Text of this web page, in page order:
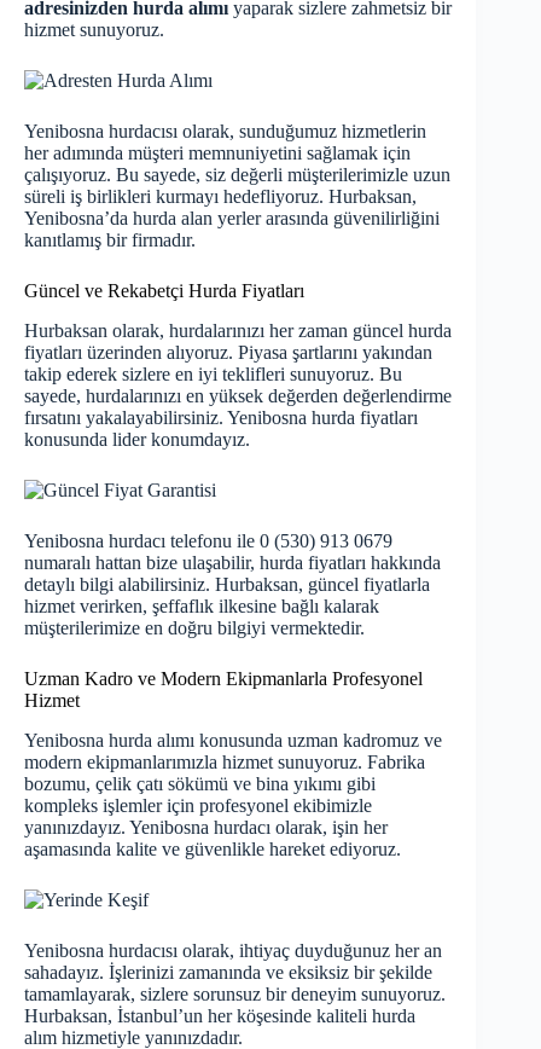
adresinizden hurda alımı yaparak sizlere zahmetsiz bir
hizmet sunuyoruz.
Yenibosna hurdacısı olarak, sunduğumuz hizmetlerin
her adımında müşteri memnuniyetini sağlamak için
çalışıyoruz. Bu sayede, siz değerli müşterilerimizle uzun
süreli iş birlikleri kurmayı hedefliyoruz. Hurbaksan,
Yenibosna’da hurda alan yerler arasında güvenilirliğini
kanıtlamış bir firmadır.
Güncel ve Rekabetçi Hurda Fiyatları
Hurbaksan olarak, hurdalarınızı her zaman güncel hurda
fiyatları üzerinden alıyoruz. Piyasa şartlarını yakından
takip ederek sizlere en iyi teklifleri sunuyoruz. Bu
sayede, hurdalarınızı en yüksek değerden değerlendirme
fırsatını yakalayabilirsiniz. Yenibosna hurda fiyatları
konusunda lider konumdayız.
Yenibosna hurdacı telefonu ile 0 (530) 913 0679
numaralı hattan bize ulaşabilir, hurda fiyatları hakkında
detaylı bilgi alabilirsiniz. Hurbaksan, güncel fiyatlarla
hizmet verirken, şeffaflık ilkesine bağlı kalarak
müşterilerimize en doğru bilgiyi vermektedir.
Uzman Kadro ve Modern Ekipmanlarla Profesyonel
Hizmet
Yenibosna hurda alımı konusunda uzman kadromuz ve
modern ekipmanlarımızla hizmet sunuyoruz. Fabrika
bozumu, çelik çatı sökümü ve bina yıkımı gibi
kompleks işlemler için profesyonel ekibimizle
yanınızdayız. Yenibosna hurdacı olarak, işin her
aşamasında kalite ve güvenlikle hareket ediyoruz.
Yenibosna hurdacısı olarak, ihtiyaç duyduğunuz her an
sahadayız. İşlerinizi zamanında ve eksiksiz bir şekilde
tamamlayarak, sizlere sorunsuz bir deneyim sunuyoruz.
Hurbaksan, İstanbul’un her köşesinde kaliteli hurda
alım hizmetiyle yanınızdadır.